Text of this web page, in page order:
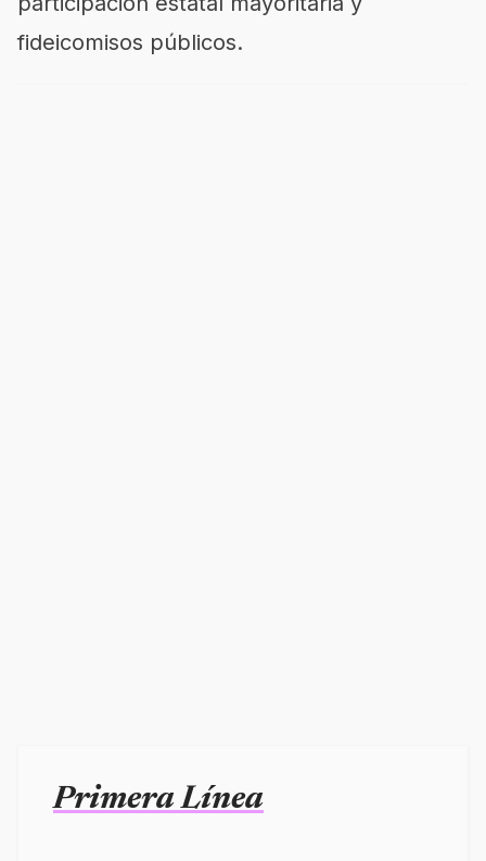
fideicomisos públicos.
Primera Línea